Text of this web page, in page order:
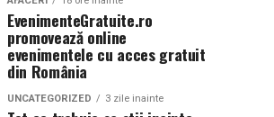
EvenimenteGratuite.ro
promovează online
evenimentele cu acces gratuit
din România
UNCATEGORIZED 3 zile inainte